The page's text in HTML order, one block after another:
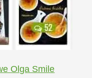
Olga Smile